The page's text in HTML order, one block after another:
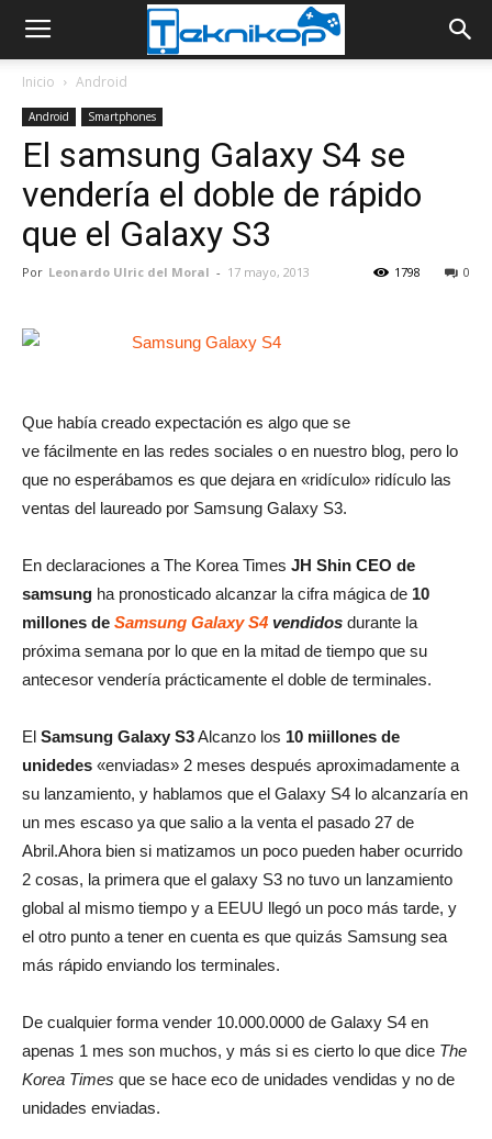
Inicio Android
Android Smartphones
El samsung Galaxy S4 se
vendería el doble de rápido
que el Galaxy S3
Por Leonardo Ulric del Moral - 17 mayo, 2013 0
1798
Que había creado expectación es algo que se
ve fácilmente en las redes sociales o en nuestro blog, pero lo
que no esperábamos es que dejara en «ridículo» ridículo las
ventas del laureado por Samsung Galaxy S3.
En declaraciones a The Korea Times JH Shin CEO de
samsung ha pronosticado alcanzar la cifra mágica de 10
millones de Samsung Galaxy S4 vendidos durante la
próxima semana por lo que en la mitad de tiempo que su
antecesor vendería prácticamente el doble de terminales.
El Samsung Galaxy S3Alcanzo los 10 miillones de
unidedes «enviadas» 2 meses después aproximadamente a
su lanzamiento, y hablamos que el Galaxy S4 lo alcanzaría en
un mes escaso ya que salio a la venta el pasado 27 de
Abril.Ahora bien si matizamos un poco pueden haber ocurrido
2 cosas, la primera que el galaxy S3 no tuvo un lanzamiento
global al mismo tiempo y a EEUU llegó un poco más tarde, y
el otro punto a tener en cuenta es que quizás Samsung sea
más rápido enviando los terminales.
De cualquier forma vender 10.000.0000 de Galaxy S4 en
apenas 1 mes son muchos, y más si es cierto lo que dice The
Korea Times que se hace eco de unidades vendidas y no de
unidades enviadas.